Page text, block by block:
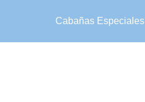
Cabañas Especiales